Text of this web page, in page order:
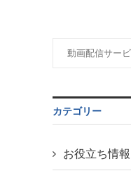
カテゴリー
お役立ち情報